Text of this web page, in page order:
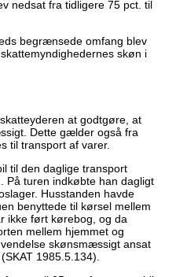
nedsat fra tidligere 75 pct. til
begrænsede omfang blev
skøn i
at godtgøre, at
Dette gælder også fra
til transport af varer.
til den daglige transport
På turen indkøbte han dagligt
Husstanden havde
benyttede til kørsel mellem
ikke ført kørebog, og da
mellem hjemmet og
skønsmæssigt ansat
1985.5.134).